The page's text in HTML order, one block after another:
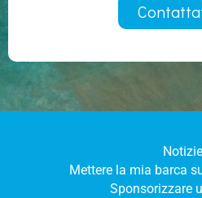
Notizie
Mettere la mia barca
Sponsorizzare